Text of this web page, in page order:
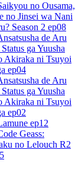
no Ousama,
no Jinsei wa Nani
Season 2 ep08
de Aru
ga Yuusha
Akiraka ni Tsuyoi
ep04
de Aru
ga Yuusha
Akiraka ni Tsuyoi
ep02
ep12
Geass:
no Lelouch R2